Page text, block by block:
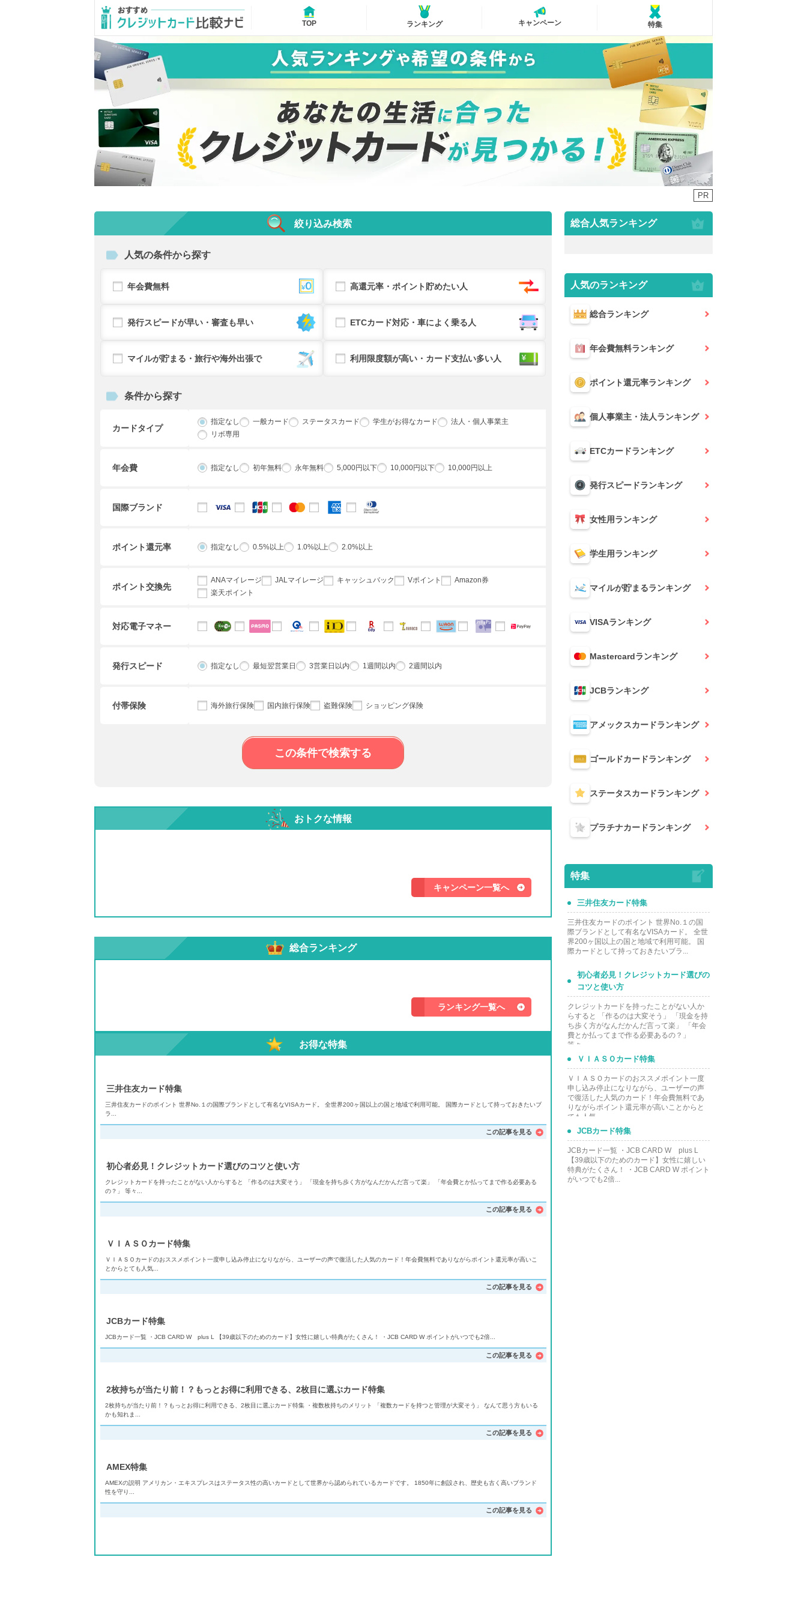
TOP ランキング キャンペーン 特集
PR
絞り込み検索
人気の条件から探す
年会費無料 高還元率・ポイント貯めたい人
発行スピードが早い・審査も早い ETCカード対応・車によく乗る人
マイルが貯まる・旅行や海外出張で 利用限度額が高い・カード支払い多い人
条件から探す
カードタイプ
指定なし 一般カード ステータスカード 学生がお得なカード
法人・個人事業主
リボ専用
年会費 指定なし 初年無料 永年無料 5,000円以下 10,000円以下 10,000円以上
国際ブランド
ポイント還元率 指定なし 0.5%以上 1.0%以上 2.0%以上
ポイント交換先
ANAマイレージ JALマイレージ キャッシュバック Vポイント
Amazon券
楽天ポイント
対応電子マネー
発行スピード 指定なし 最短翌営業日 3営業日以内 1週間以内 2週間以内
付帯保険 海外旅行保険 国内旅行保険 盗難保険 ショッピング保険
この条件で検索する
おトクな情報
キャンペーン一覧へ
総合ランキング
ランキング一覧へ
お得な特集
三井住友カード特集
三井住友カードのポイント 世界No.１の国際ブランドとして有名なVISAカード。 全世界200ヶ国以上の国と地域で利用可能。 国際カードとして持っておきたいブ
ラ...
この記事を見る
初心者必見！クレジットカード選びのコツと使い方
クレジットカードを持ったことがない人からすると 「作るのは大変そう」 「現金を持ち歩く方がなんだかんだ言って楽」 「年会費とか払ってまで作る必要ある
の？」 等々...
この記事を見る
ＶＩＡＳＯカード特集
ＶＩＡＳＯカードのおススメポイント一度申し込み停止になりながら、ユーザーの声で復活した人気のカード！年会費無料でありながらポイント還元率が高いこ
とからとても人気...
この記事を見る
JCBカード特集
JCBカード一覧 ・JCB CARD W plus L 【39歳以下のためのカード】女性に嬉しい特典がたくさん！ ・JCB CARD W ポイントがいつでも2倍...
この記事を見る
2枚持ちが当たり前！？もっとお得に利用できる、2枚目に選ぶカード特集
2枚持ちが当たり前！？もっとお得に利用できる、2枚目に選ぶカード特集 ・複数枚持ちのメリット 「複数カードを持つと管理が大変そう」 なんて思う方もいる
かも知れま...
この記事を見る
AMEX特集
AMEXの説明 アメリカン・エキスプレスはステータス性の高いカードとして世界から認められているカードです。 1850年に創設され、歴史も古く高いブランド
性を守り...
この記事を見る
総合人気ランキング
人気のランキング
総合ランキング
年会費無料ランキング
ポイント還元率ランキング
個人事業主・法人ランキング
ETCカードランキング
発行スピードランキング
女性用ランキング
学生用ランキング
マイルが貯まるランキング
VISAランキング
Mastercardランキング
JCBランキング
アメックスカードランキング
ゴールドカードランキング
ステータスカードランキング
プラチナカードランキング
特集
三井住友カード特集
三井住友カードのポイント 世界No.１の国
際ブランドとして有名なVISAカード。 全世
界200ヶ国以上の国と地域で利用可能。 国
際カードとして持っておきたいブラ...
初心者必見！クレジットカード選びの
コツと使い方
クレジットカードを持ったことがない人か
らすると 「作るのは大変そう」 「現金を持
ち歩く方がなんだかんだ言って楽」 「年会
費とか払ってまで作る必要あるの？」
等々...
ＶＩＡＳＯカード特集
ＶＩＡＳＯカードのおススメポイント一度
申し込み停止になりながら、ユーザーの声
で復活した人気のカード！年会費無料であ
りながらポイント還元率が高いことからと
ても人気...
JCBカード特集
JCBカード一覧 ・JCB CARD W plus L
【39歳以下のためのカード】女性に嬉しい
特典がたくさん！ ・JCB CARD W ポイント
がいつでも2倍...